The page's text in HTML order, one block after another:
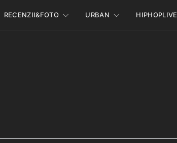
RECENZII&FOTO URBAN HIPHOPLIVE